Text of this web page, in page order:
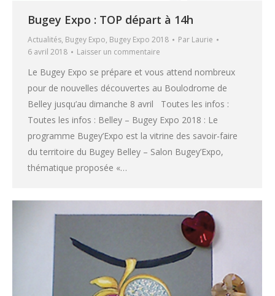
Bugey Expo : TOP départ à 14h
Actualités, Bugey Expo, Bugey Expo 2018 Par Laurie
6 avril 2018
Laisser un commentaire
Le Bugey Expo se prépare et vous attend nombreux
pour de nouvelles découvertes au Boulodrome de
Belley jusqu’au dimanche 8 avril Toutes les infos :
Toutes les infos : Belley – Bugey Expo 2018 : Le
programme Bugey’Expo est la vitrine des savoir-faire
du territoire du Bugey Belley – Salon Bugey’Expo,
thématique proposée «…